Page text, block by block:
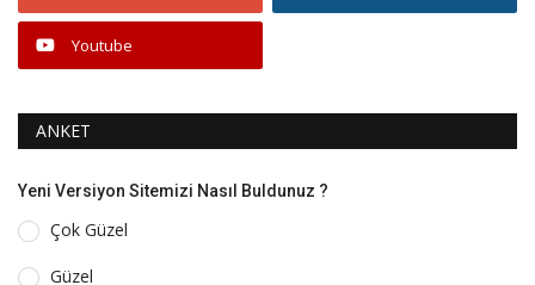
Youtube
ANKET
Yeni Versiyon Sitemizi Nasıl Buldunuz ?
Çok Güzel
Güzel